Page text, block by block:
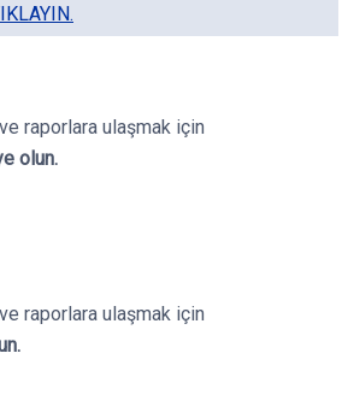
raporlara ulaşmak için
olun.
raporlara ulaşmak için